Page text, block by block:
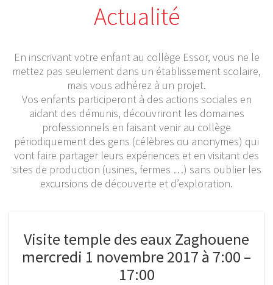
Actualité
En inscrivant votre enfant au collège Essor, vous ne le
mettez pas seulement dans un établissement scolaire,
mais vous adhérez à un projet.
Vos enfants participeront à des actions sociales en
aidant des démunis, découvriront les domaines
professionnels en faisant venir au collège
périodiquement des gens (célèbres ou anonymes) qui
vont faire partager leurs expériences et en visitant des
sites de production (usines, fermes …) sans oublier les
excursions de découverte et d’exploration.
Visite temple des eaux Zaghouene
mercredi 1 novembre 2017 à 7:00 –
17:00